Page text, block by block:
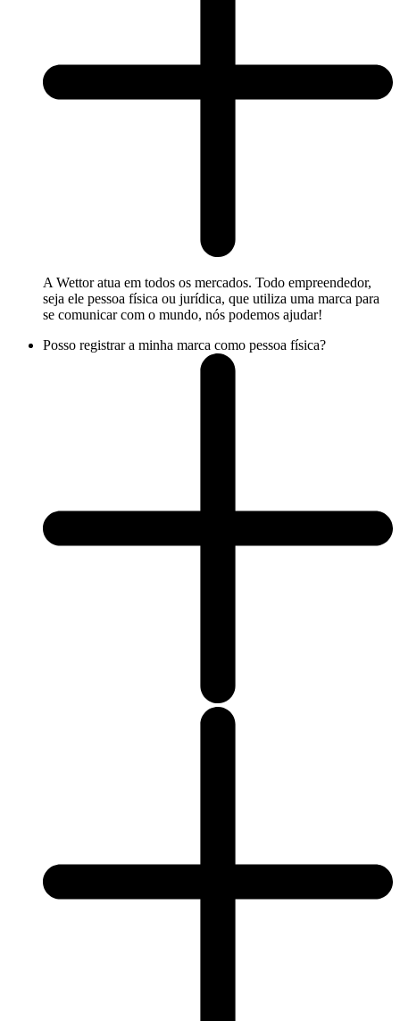
A Wettor atua em todos os mercados. Todo empreendedor,
seja ele pessoa física ou jurídica, que utiliza uma marca para
se comunicar com o mundo, nós podemos ajudar!
Posso registrar a minha marca como pessoa física?